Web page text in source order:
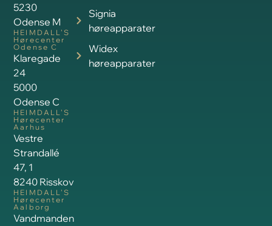
5230
Odense M
HEIMDALL’S
Hørecenter
Odense C
Klaregade
24
5000
Odense C
HEIMDALL’S
Hørecenter
Aarhus
Vestre
Strandallé
47, 1
8240 Risskov
HEIMDALL’S
Hørecenter
Aalborg
Vandmanden
Signia
høreapparater
Widex
høreapparater